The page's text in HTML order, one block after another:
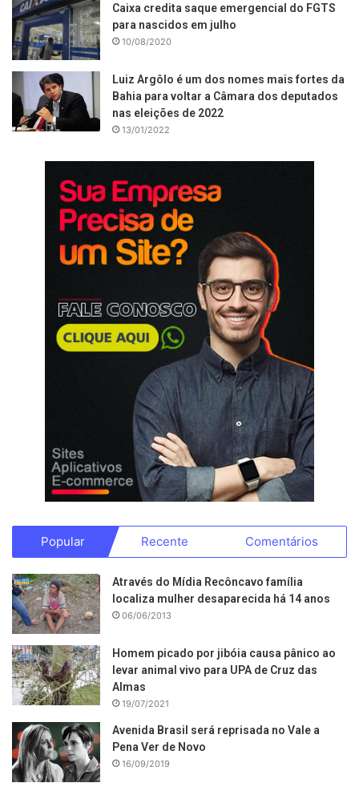
Caixa credita saque emergencial do FGTS
para nascidos em julho
10/08/2020
Luiz Argôlo é um dos nomes mais fortes da
Bahia para voltar a Câmara dos deputados
nas eleições de 2022
13/01/2022
Popular Recente Comentários
Através do Mídia Recôncavo família
localiza mulher desaparecida há 14 anos
06/06/2013
Homem picado por jibóia causa pânico ao
levar animal vivo para UPA de Cruz das
Almas
19/07/2021
Avenida Brasil será reprisada no Vale a
Pena Ver de Novo
16/09/2019